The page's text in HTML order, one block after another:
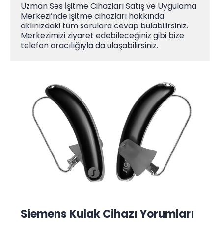
Uzman Ses İşitme Cihazları Satış ve Uygulama
Merkezi’nde işitme cihazları hakkında
aklınızdaki tüm sorulara cevap bulabilirsiniz.
Merkezimizi ziyaret edebileceğiniz gibi bize
telefon aracılığıyla da ulaşabilirsiniz.
Siemens Kulak Cihazı Yorumları